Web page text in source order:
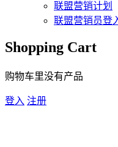
联盟营销计划
联盟营销员登
Shopping Cart
购物车里没有产品
登入 注册